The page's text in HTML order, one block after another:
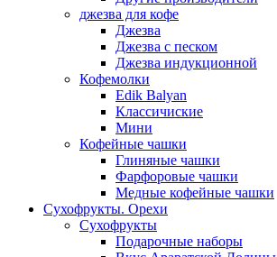
джезва для кофе
Джезва
Джезва с песком
Джезва индукционной
Кофемолки
Edik Balyan
Классичиские
Мини
Кофейные чашки
Глиняные чашки
Фарфоровые чашки
Медные кофейные чашки
Сухофрукты. Орехи
Сухофрукты
Подарочные наборы